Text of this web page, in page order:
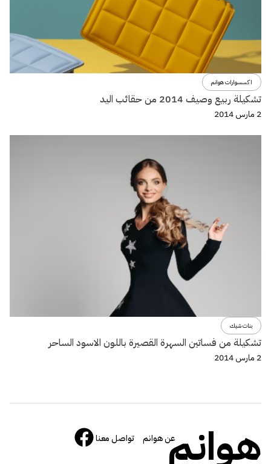
اكسسوارات هوانم
تشكيلة ربيع وصيف 2014 من حقائب اليد
2 مارس 2014
بنات شيك
تشكيلة من فساتين السهرة القصيرة باللون الاسود الساحر
2 مارس 2014
هوانمعن هوانم تواصل معنا